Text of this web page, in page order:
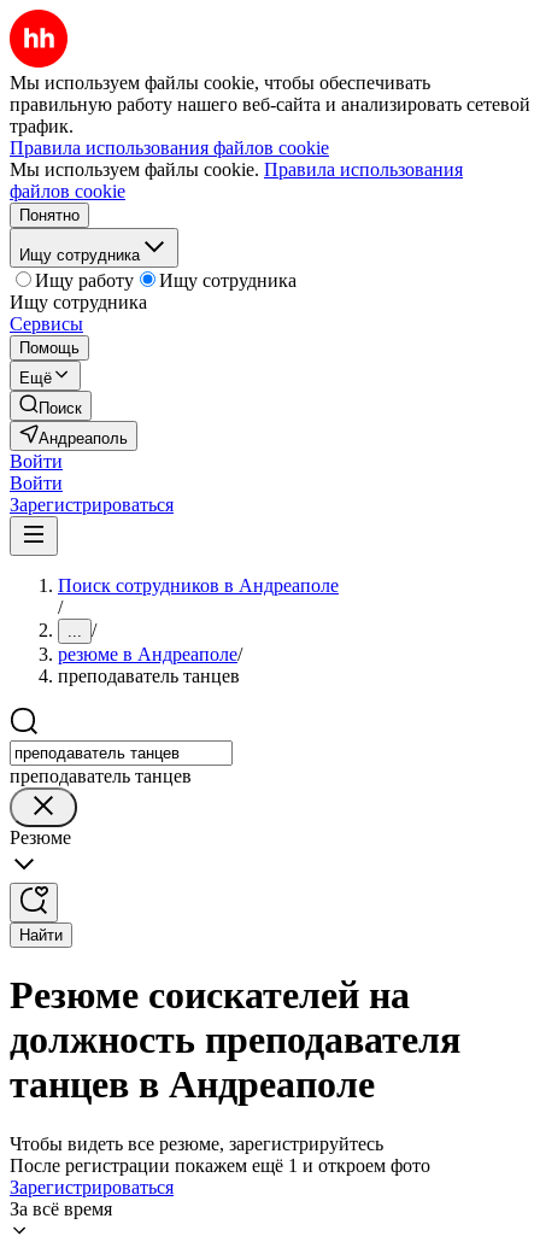
Мы используем файлы cookie, чтобы обеспечивать
правильную работу нашего веб-сайта и анализировать сетевой
трафик.
Правила использования файлов cookie
Мы используем файлы cookie. Правила использования
файлов cookie
Понятно
Ищу сотрудника
Ищу работу
Ищу сотрудника
Ищу сотрудника
Сервисы
Помощь
Ещё
Поиск
Андреаполь
Войти
Войти
Зарегистрироваться
Поиск сотрудников в Андреаполе
/
... /
резюме в Андреаполе/
преподаватель танцев
преподаватель танцев
Резюме
Найти
Резюме соискателей на
должность преподавателя
танцев в Андреаполе
Чтобы видеть все резюме, зарегистрируйтесь
После регистрации покажем ещё 1 и откроем фото
Зарегистрироваться
За всё время